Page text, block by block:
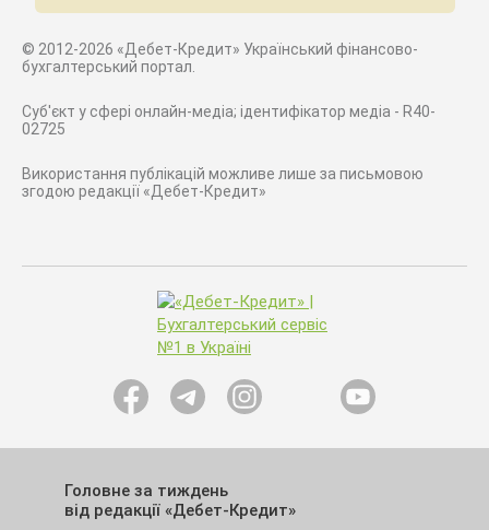
© 2012-2026 «Дебет-Кредит» Український фінансово-
бухгалтерський портал.
Суб'єкт у сфері онлайн-медіа; ідентифікатор медіа - R40-
02725
Використання публікацій можливе лише за письмовою
згодою редакції «Дебет-Кредит»
Головне за тиждень
від редакції «Дебет-Кредит»